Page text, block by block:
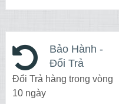
Bảo Hành -
Đổi Trả
Đổi Trả hàng trong vòng
10 ngày